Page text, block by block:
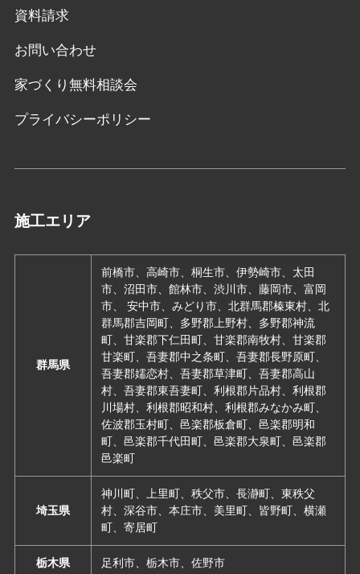
資料請求
お問い合わせ
家づくり無料相談会
プライバシーポリシー
施工エリア
群馬県
前橋市、高崎市、桐生市、伊勢崎市、太田
市、沼田市、館林市、渋川市、藤岡市、富岡
市、 安中市、みどり市、北群馬郡榛東村、北
群馬郡吉岡町、多野郡上野村、多野郡神流
町、甘楽郡下仁田町、甘楽郡南牧村、甘楽郡
甘楽町、吾妻郡中之条町、吾妻郡長野原町、
吾妻郡嬬恋村、吾妻郡草津町、吾妻郡高山
村、吾妻郡東吾妻町、利根郡片品村、利根郡
川場村、利根郡昭和村、利根郡みなかみ町、
佐波郡玉村町、邑楽郡板倉町、邑楽郡明和
町、邑楽郡千代田町、邑楽郡大泉町、邑楽郡
邑楽町
埼玉県
神川町、上里町、秩父市、長瀞町、東秩父
村、深谷市、本庄市、美里町、皆野町、横瀬
町、寄居町
栃木県 足利市、栃木市、佐野市